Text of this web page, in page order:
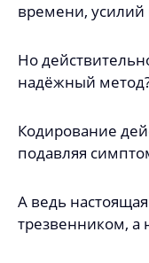
времени, усилий
Но
надёжный
Кодирование
подавляя
А ведь
трезвенником, а